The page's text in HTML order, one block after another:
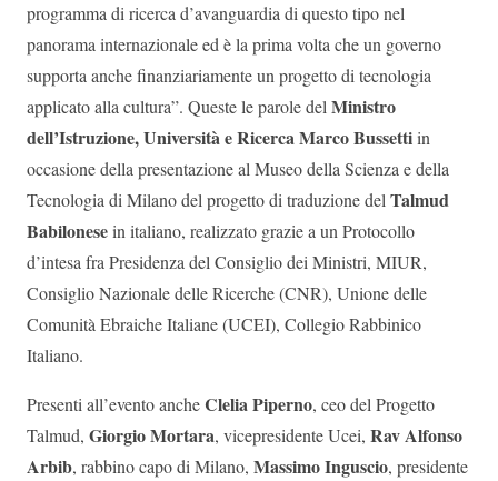
programma di ricerca d’avanguardia di questo tipo nel
panorama internazionale ed è la prima volta che un governo
supporta anche finanziariamente un progetto di tecnologia
applicato alla cultura”. Queste le parole delMinistro
dell’Istruzione, Università e RicercaMarco Bussettiin
occasione della presentazione al Museo della Scienza e della
Tecnologia di Milano del progetto di traduzione delTalmud
Babilonesein italiano, realizzato grazie a un Protocollo
d’intesa fra Presidenza del Consiglio dei Ministri, MIUR,
Consiglio Nazionale delle Ricerche (CNR), Unione delle
Comunità Ebraiche Italiane (UCEI), Collegio Rabbinico
Italiano.
Presenti all’evento ancheClelia Piperno, ceo del Progetto
Talmud, Giorgio Mortara, vicepresidente Ucei, Rav Alfonso
Arbib, rabbino capo di Milano, Massimo Inguscio, presidente